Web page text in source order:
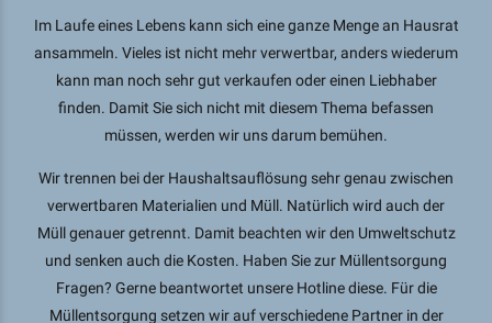
Im Laufe eines Lebens kann sich eine ganze Menge an Hausrat
ansammeln. Vieles ist nicht mehr verwertbar, anders wiederum
kann man noch sehr gut verkaufen oder einen Liebhaber
finden. Damit Sie sich nicht mit diesem Thema befassen
müssen, werden wir uns darum bemühen.
Wir trennen bei der Haushaltsauflösung sehr genau zwischen
verwertbaren Materialien und Müll. Natürlich wird auch der
Müll genauer getrennt. Damit beachten wir den Umweltschutz
und senken auch die Kosten. Haben Sie zur Müllentsorgung
Fragen? Gerne beantwortet unsere Hotline diese. Für die
Müllentsorgung setzen wir auf verschiedene Partner in der